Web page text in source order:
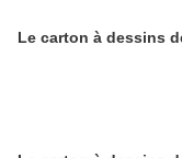
Le carton à dessins